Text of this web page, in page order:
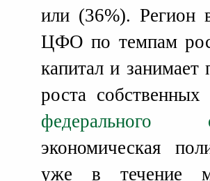
или (36%). Регион
ЦФО по темпам
капитал и
роста
федерального
экономическая
уже в течение